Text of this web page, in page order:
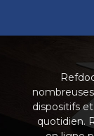
dispositifs
quotidien.